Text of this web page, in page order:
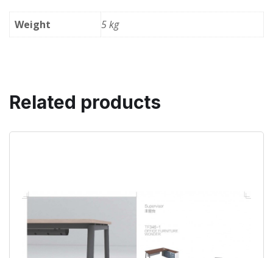
Weight 5 kg
Related products